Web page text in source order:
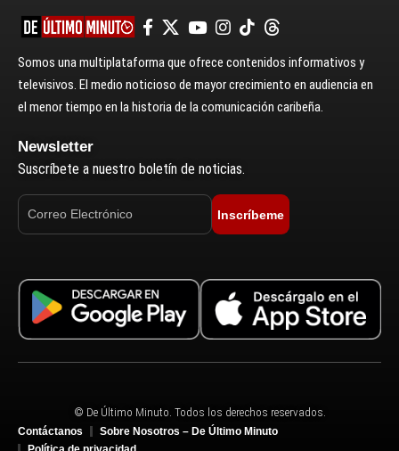
Somos una multiplataforma que ofrece contenidos informativos y
televisivos. El medio noticioso de mayor crecimiento en audiencia en
el menor tiempo en la historia de la comunicación caribeña.
Newsletter
Suscríbete a nuestro boletín de noticias.
Inscríbeme
© De Último Minuto. Todos los derechos reservados.
Contáctanos
Sobre Nosotros – De Último Minuto